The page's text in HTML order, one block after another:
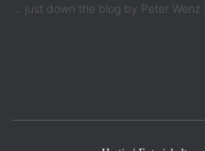
... just down the blog by Peter Wenz |